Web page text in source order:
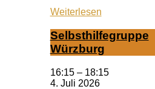
Weiterlesen
Selbst­hil­fe­grup­pe
Würz­burg
16:15 – 18:15
4. Juli 2026